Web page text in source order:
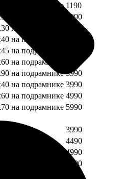
на подрамнике 1190
на подрамнике
1990
на подрамнике
на подрамнике
на подрамнике
на подрамнике
на подрамнике 3990
на подрамнике 3990
на подрамнике 4990
на подрамнике 5990
3990
4490
4990
5490